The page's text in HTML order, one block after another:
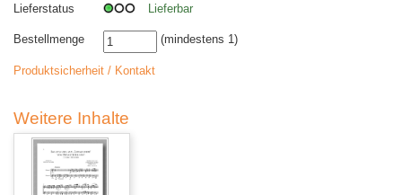
Lieferstatus
Lieferbar
Bestellmenge (mindestens 1)
Produktsicherheit / Kontakt
Weitere Inhalte